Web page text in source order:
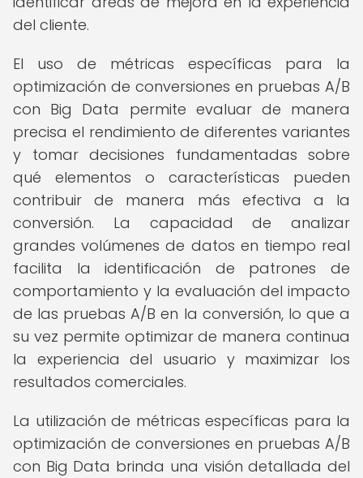
del cliente.
El uso de métricas específicas para la
optimización de conversiones en pruebas A/B
con Big Data permite evaluar de manera
precisa el rendimiento de diferentes variantes
y tomar decisiones fundamentadas sobre
qué elementos o características pueden
contribuir de manera más efectiva a la
conversión. La capacidad de analizar
grandes volúmenes de datos en tiempo real
facilita la identificación de patrones de
comportamiento y la evaluación del impacto
de las pruebas A/B en la conversión, lo que a
su vez permite optimizar de manera continua
la experiencia del usuario y maximizar los
resultados comerciales.
La utilización de métricas específicas para la
optimización de conversiones en pruebas A/B
con Big Data brinda una visión detallada del